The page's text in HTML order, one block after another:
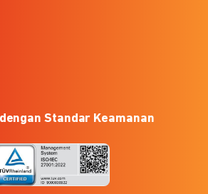
Standar Keamanan